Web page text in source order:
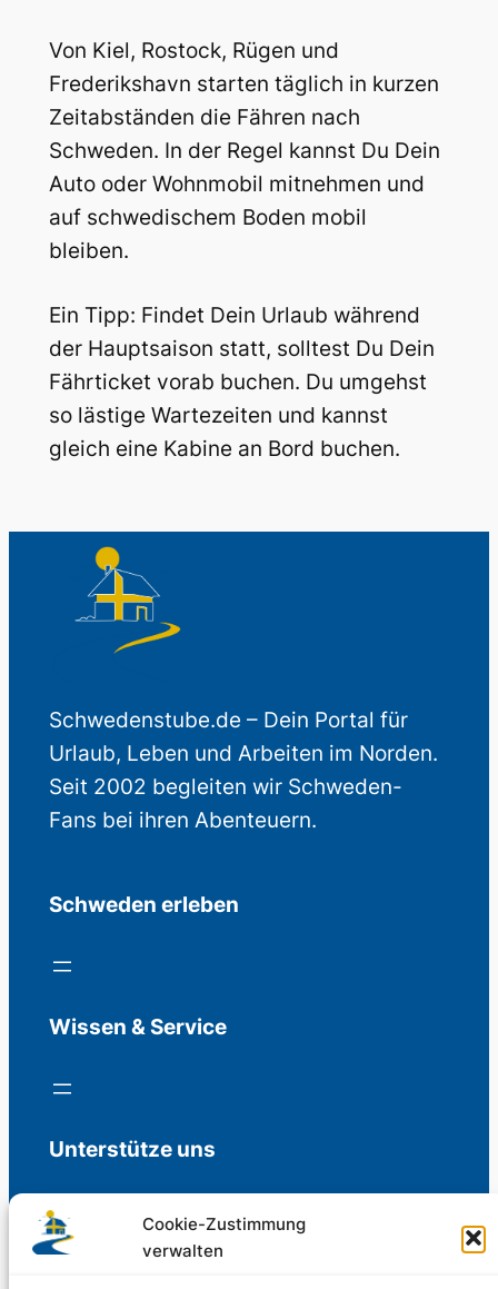
Cookie-Zustimmung
verwalten
Von Kiel, Rostock, Rügen und
Frederikshavn starten täglich in kurzen
Zeitabständen die Fähren nach
Schweden. In der Regel kannst Du Dein
Auto oder Wohnmobil mitnehmen und
auf schwedischem Boden mobil
bleiben.
Ein Tipp: Findet Dein Urlaub während
der Hauptsaison statt, solltest Du Dein
Fährticket vorab buchen. Du umgehst
so lästige Wartezeiten und kannst
gleich eine Kabine an Bord buchen.
Schwedenstube.de – Dein Portal für
Urlaub, Leben und Arbeiten im Norden.
Seit 2002 begleiten wir Schweden-
Fans bei ihren Abenteuern.
Schweden erleben
Wissen & Service
Unterstütze uns
Freiwillige Spenden für die Aufrechterhaltung